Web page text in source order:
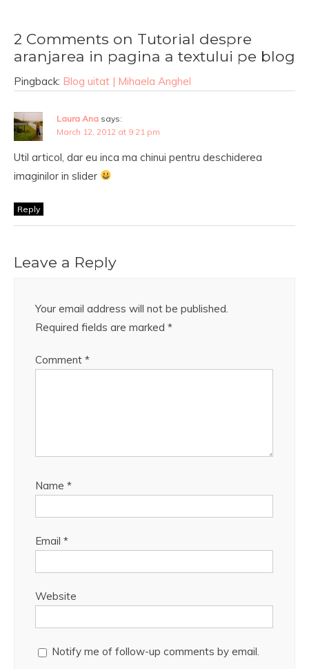
2 Comments on Tutorial despre
aranjarea in pagina a textului pe blog
Pingback: Blog uitat | Mihaela Anghel
Laura Ana says:
March 12, 2012 at 9:21 pm
Util articol, dar eu inca ma chinui pentru deschiderea
imaginilor in slider
Reply
Leave a Reply
Your email address will not be published.
Required fields are marked *
Comment *
Name *
Email *
Website
Notify me of follow-up comments by email.